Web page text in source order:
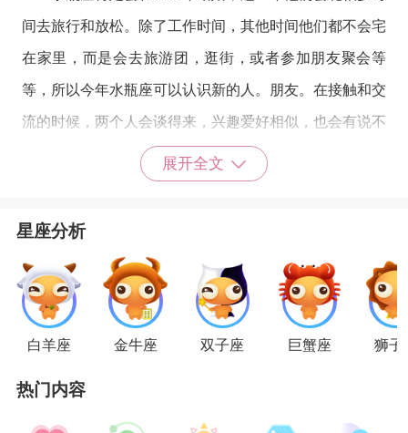
间去旅行和放松。除了工作时间，其他时间他们都不会宅
在家里，而是会去旅游团，逛街，或者参加朋友聚会等
等，所以今年水瓶座可以认识新的人。朋友。在接触和交
流的时候，两个人会谈得来，兴趣爱好相似，也会有说不
完的话题。如此一来，感情才能继续升温，婚姻关系才能
星座乐原创文章，转载需注明出处
展开全文
星座分析
白羊座 金牛座 双子座 巨蟹座 狮子
热门内容